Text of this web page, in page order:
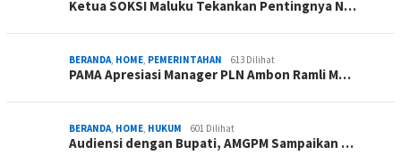
Ketua SOKSI Maluku Tekankan Pentingnya N…
BERANDA, HOME, PEMERINTAHAN 613 Dilihat
PAMA Apresiasi Manager PLN Ambon Ramli M…
BERANDA, HOME, HUKUM 601 Dilihat
Audiensi dengan Bupati, AMGPM Sampaikan …